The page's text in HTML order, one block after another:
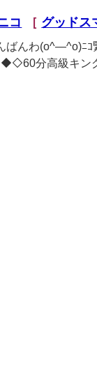
コ ［ グッドス
ばんわ(o^―^o)
高級キング